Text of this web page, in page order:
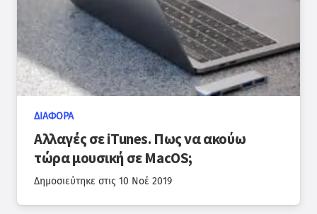
ΔΙΆΦΟΡΑ
Αλλαγές σε iTunes. Πως να ακούω
τώρα μουσική σε MacOS;
Δημοσιεύτηκε στις 10 Νοέ 2019